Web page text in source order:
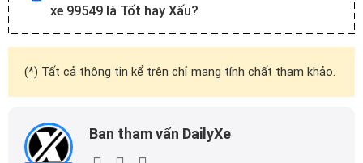
xe 99549 là Tốt hay Xấu?
(*) Tất cả thông tin kể trên chỉ mang tính chất tham khảo.
Ban tham vấn DailyXe